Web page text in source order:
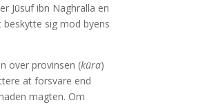
Jūsuf ibn Naghralla en
sig mod byens
over provinsen (kūra)
at forsvare end
magten. Om